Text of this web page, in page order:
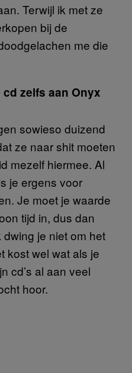
Terwijl ik met ze
bij de
me die
zelfs aan Onyx
sowieso duizend
ze naar shit moeten
mezelf hiermee. Al
je ergens voor
Je moet je waarde
tijd in, dus dan
je niet om het
kost wel wat als je
cd’s al aan veel
hoor.